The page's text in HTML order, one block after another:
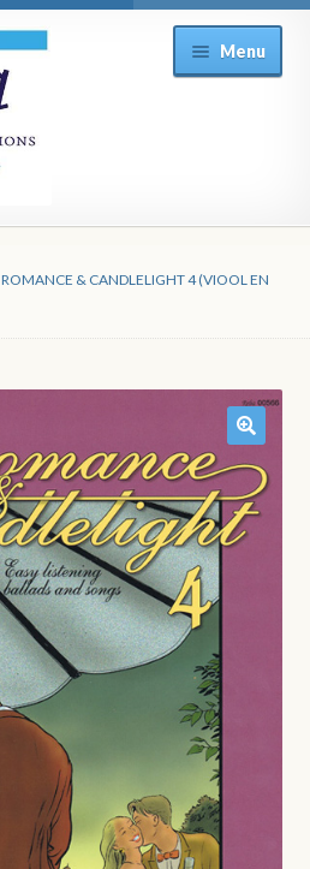
Menu
ROMANCE & CANDLELIGHT 4 (VIOOL EN